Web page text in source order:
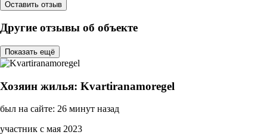
Оставить отзыв
Другие отзывы об объекте
Показать ещё
Хозяин жилья: Kvartiranamoregel
был на сайте: 26 минут назад
участник с мая 2023